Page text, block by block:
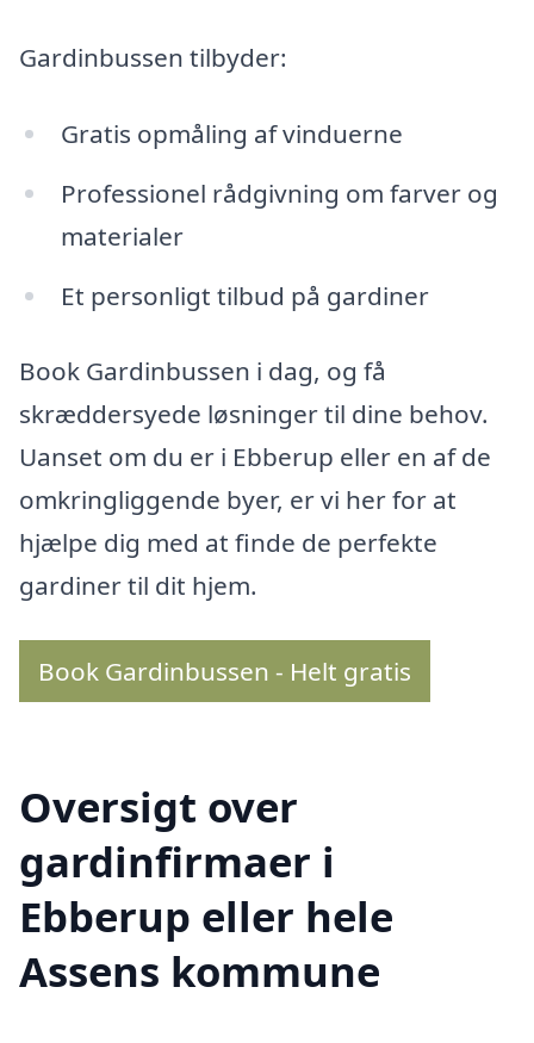
Gardinbussen tilbyder:
Gratis opmåling af vinduerne
Professionel rådgivning om farver og
materialer
Et personligt tilbud på gardiner
Book Gardinbussen i dag, og få
skræddersyede løsninger til dine behov.
Uanset om du er i Ebberup eller en af de
omkringliggende byer, er vi her for at
hjælpe dig med at finde de perfekte
gardiner til dit hjem.
Book Gardinbussen - Helt gratis
Oversigt over
gardinfirmaer i
Ebberup eller hele
Assens kommune